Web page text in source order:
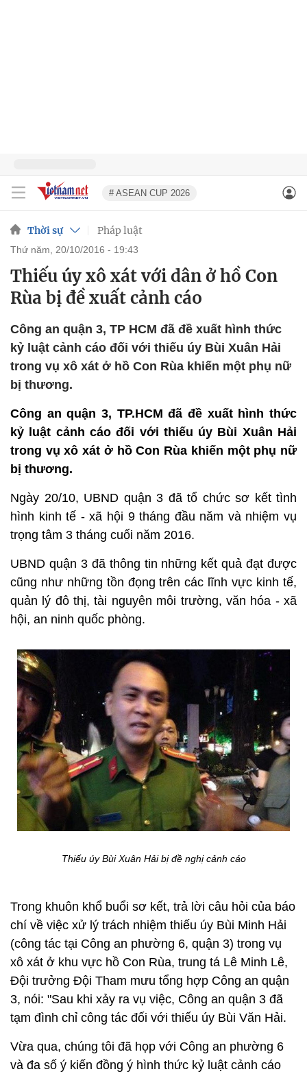
# ASEAN CUP 2026
Thời sự Pháp luật
thứ năm, 20/10/2016 - 19:43
Thiếu úy xô xát với dân ở hồ Con
Rùa bị đề xuất cảnh cáo
Công an quận 3, TP HCM đã đề xuất hình thức
kỷ luật cảnh cáo đối với thiếu úy Bùi Xuân Hải
trong vụ xô xát ở hồ Con Rùa khiến một phụ nữ
bị thương.
Công an quận 3, TP.HCM đã đề xuất hình thức
kỷ luật cảnh cáo đối với thiếu úy Bùi Xuân Hải
trong vụ xô xát ở hồ Con Rùa khiến một phụ nữ
bị thương.
Ngày 20/10, UBND quận 3 đã tổ chức sơ kết tình
hình kinh tế - xã hội 9 tháng đầu năm và nhiệm vụ
trọng tâm 3 tháng cuối năm 2016.
UBND quận 3 đã thông tin những kết quả đạt được
cũng như những tồn đọng trên các lĩnh vực kinh tế,
quản lý đô thị, tài nguyên môi trường, văn hóa - xã
hội, an ninh quốc phòng.
Thiếu úy Bùi Xuân Hải bị đề nghị cảnh cáo
Trong khuôn khổ buổi sơ kết, trả lời câu hỏi của báo
chí về việc xử lý trách nhiệm thiếu úy Bùi Minh Hải
(công tác tại Công an phường 6, quận 3) trong vụ
xô xát ở khu vực hồ Con Rùa, trung tá Lê Minh Lê,
Đội trưởng Đội Tham mưu tổng hợp Công an quận
3, nói: "Sau khi xảy ra vụ việc, Công an quận 3 đã
tạm đình chỉ công tác đối với thiếu úy Bùi Văn Hải.
Vừa qua, chúng tôi đã họp với Công an phường 6
và đa số ý kiến đồng ý hình thức kỷ luật cảnh cáo